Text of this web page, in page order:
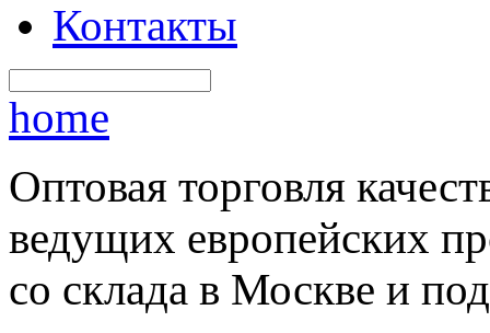
Контакты
home
Оптовая торговля
ведущих европейских
со склада в Москве и под